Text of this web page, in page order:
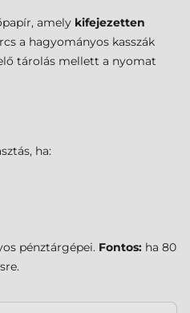
amely kifejezetten
a hagyományos kasszák
tárolás mellett a nyomat
ha:
pénztárgépei. Fontos: ha 80